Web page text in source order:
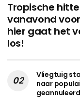
Tropische
vanavond
hier gaat het
los!
Vliegtuig
naar
geannuleerd